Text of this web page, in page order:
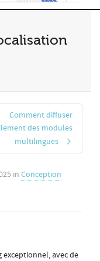
Comment diffuser
des modules
multilingues
in Conception
exceptionnel, avec de